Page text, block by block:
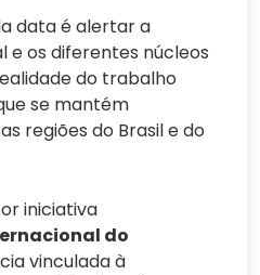
data é alertar a
e os diferentes núcleos
do trabalho
se mantém
regiões do Brasil e do
iniciativa
do
vinculada à